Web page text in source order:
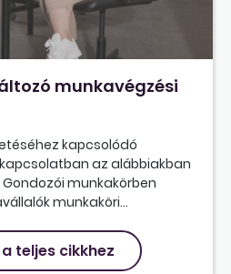
munkavégzési
kapcsolódó
az alábbiakban
munkakörben
munkaköri...
teljes cikkhez